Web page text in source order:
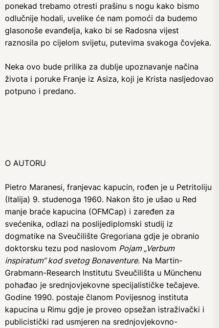
ponekad trebamo otresti prašinu s nogu kako bismo
odlučnije hodali, uvelike će nam pomoći da budemo
glasonoše evanđelja, kako bi se Radosna vijest
raznosila po cijelom svijetu, putevima svakoga čovjeka.
Neka ovo bude prilika za dublje upoznavanje načina
života i poruke Franje iz Asiza, koji je Krista nasljedovao
potpuno i predano.
O AUTORU
Pietro Maranesi, franjevac kapucin, rođen je u Petritoliju
(Italija) 9. studenoga 1960. Nakon što je ušao u Red
manje braće kapucina (OFMCap) i zaređen za
svećenika, odlazi na poslijediplomski studij iz
dogmatike na Sveučilište Gregoriana gdje je obranio
doktorsku tezu pod naslovom Pojam „Verbum
inspiratum“ kod svetog Bonaventure. Na Martin-
Grabmann-Research Institutu Sveučilišta u Münchenu
pohađao je srednjovjekovne specijalističke tečajeve.
Godine 1990. postaje članom Povijesnog instituta
kapucina u Rimu gdje je proveo opsežan istraživački i
publicistički rad usmjeren na srednjovjekovno-